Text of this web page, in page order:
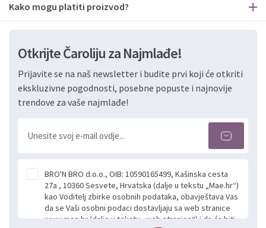
Kako mogu platiti proizvod?
Otkrijte Čaroliju za Najmlađe!
Prijavite se na naš newsletter i budite prvi koji će otkriti
ekskluzivne pogodnosti, posebne popuste i najnovije
trendove za vaše najmlađe!
BRO'N BRO d.o.o., OIB: 10590165499, Kašinska cesta
27a , 10360 Sesvete, Hrvatska (dalje u tekstu „Mae.hr“)
kao Voditelj zbirke osobnih podataka, obavještava Vas
da se Vaši osobni podaci dostavljaju sa web stranice
www.mae.hr (dalje u tekstu „web stranice“) i da će biti